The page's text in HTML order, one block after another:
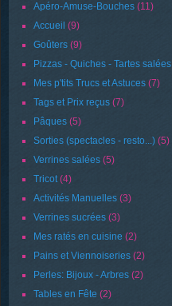
Apéro-Amuse-Bouches (11)
Accueil (9)
Goûters (9)
Pizzas - Quiches - Tartes salées
Mes p'tits Trucs et Astuces (7)
Tags et Prix reçus (7)
Pâques (5)
Sorties (spectacles - resto...) (5)
Verrines salées (5)
Tricot(4)
Activités Manuelles (3)
Verrines sucrées (3)
Mes ratés en cuisine (2)
Pains et Viennoiseries (2)
Perles: Bijoux - Arbres (2)
Tables en Fête (2)